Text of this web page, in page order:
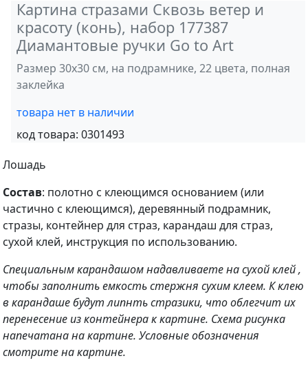
Картина стразами Сквозь ветер и
красоту (конь), набор 177387
Диамантовые ручки Go to Art
Размер 30х30 см, на подрамнике, 22 цвета, полная
заклейка
товара нет в наличии
код товара: 0301493
Лошадь
Состав: полотно с клеющимся основанием (или
частично с клеющимся), деревянный подрамник,
стразы, контейнер для страз, карандаш для страз,
сухой клей, инструкция по использованию.
Специальным карандашом надавливаете на сухой клей ,
чтобы заполнить емкость стержня сухим клеем. К клею
в карандаше будут липнть стразики, что облегчит их
перенесение из контейнера к картине. Схема рисунка
напечатана на картине. Условные обозначения
смотрите на картине.